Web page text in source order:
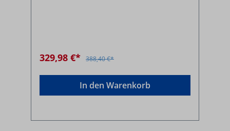
329,98 €* 388,40 €*
In den Warenkorb